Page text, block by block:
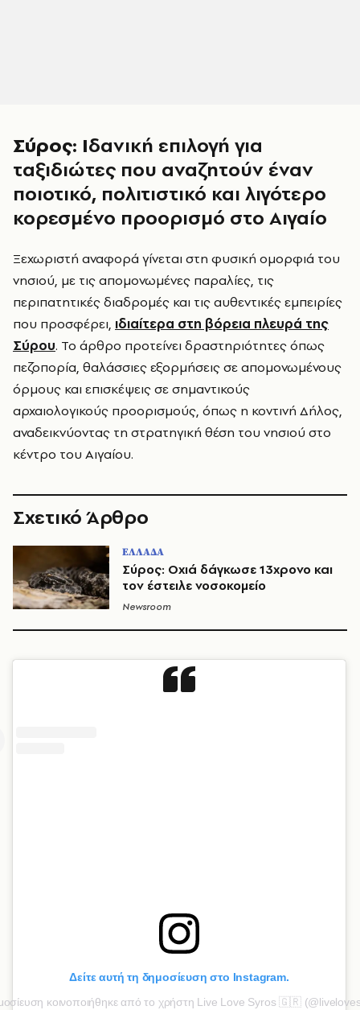
Σύρος: Ιδανική επιλογή για
ταξιδιώτες που αναζητούν έναν
ποιοτικό, πολιτιστικό και λιγότερο
κορεσμένο προορισμό στο Αιγαίο
Ξεχωριστή αναφορά γίνεται στη φυσική ομορφιά του
νησιού, με τις απομονωμένες παραλίες, τις
περιπατητικές διαδρομές και τις αυθεντικές εμπειρίες
που προσφέρει, ιδιαίτερα στη βόρεια πλευρά της
Σύρου. Το άρθρο προτείνει δραστηριότητες όπως
πεζοπορία, θαλάσσιες εξορμήσεις σε απομονωμένους
όρμους και επισκέψεις σε σημαντικούς
αρχαιολογικούς προορισμούς, όπως η κοντινή Δήλος,
αναδεικνύοντας τη στρατηγική θέση του νησιού στο
κέντρο του Αιγαίου.
Σχετικό Άρθρο
ΕΛΛΑΔΑ
Σύρος: Οχιά δάγκωσε 13χρονο και
τον έστειλε νοσοκομείο
Newsroom
Δείτε αυτή τη δημοσίευση στο Instagram.
κοινοποιήθηκε από το χρήστη Live Love Syros 🇬🇷